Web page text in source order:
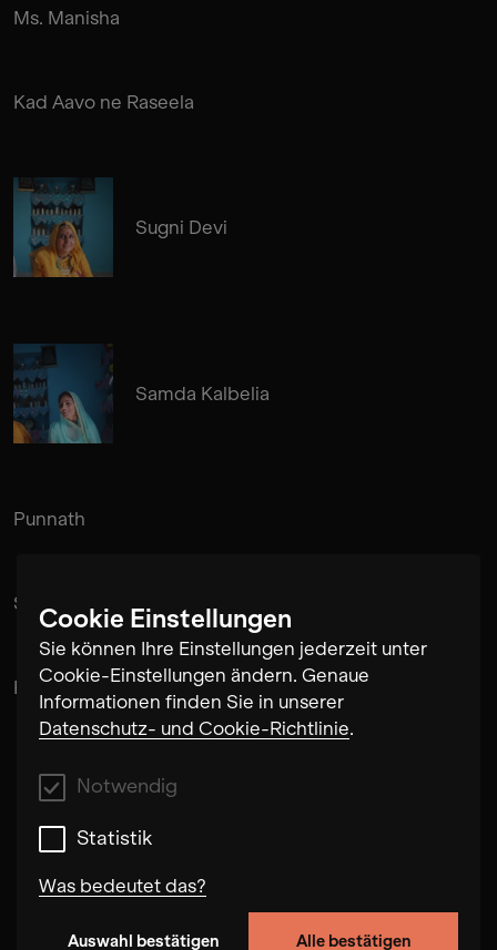
Cookie Einstellungen
Sie können Ihre Einstellungen jederzeit unter
Cookie-Einstellungen ändern. Genaue
Informationen finden Sie in unserer
Datenschutz- und Cookie-Richtlinie.
Notwendig
Statistik
Was bedeutet das?
Auswahl bestätigen Alle bestätigen
Ms. Manisha
Kad Aavo ne Raseela
Sugni Devi
Samda Kalbelia
Punnath
Suramnath
Kishan Hadi